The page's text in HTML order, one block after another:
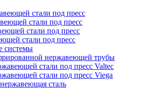
стали под пресс
стали под пресс
стали под пресс
стали под пресс
системы
нержавеющей трубы
стали под пресс Valtec
стали под пресс Viega
сталь